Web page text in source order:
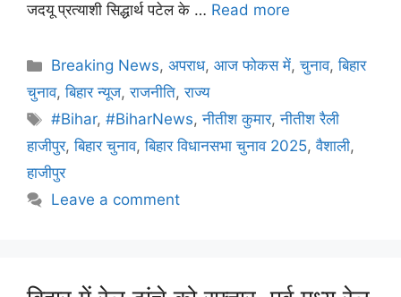
जदयू प्रत्याशी सिद्धार्थ पटेल के … Read more
Breaking News,अपराध,आज फोकस में,चुनाव,बिहार
चुनाव,बिहार न्यूज,राजनीति,राज्य
#Bihar,#BiharNews,नीतीश कुमार,नीतीश रैली
हाजीपुर,बिहार चुनाव,बिहार विधानसभा चुनाव 2025,वैशाली,
हाजीपुर
Leave a comment